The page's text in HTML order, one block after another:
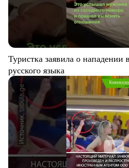
Туристка заявила о нападении
русского языка